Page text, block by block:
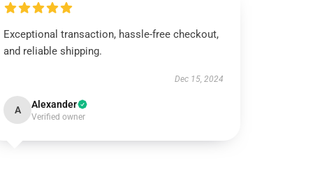
Exceptional transaction, hassle-free checkout,
and reliable shipping.
Dec 15, 2024
A Alexander
Verified owner